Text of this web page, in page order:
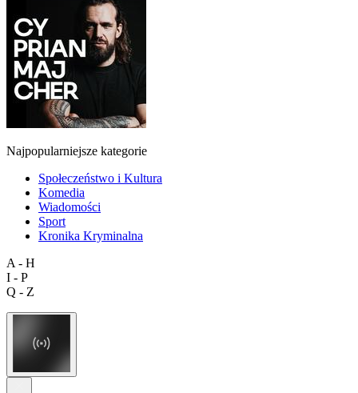
Najpopularniejsze kategorie
Społeczeństwo i Kultura
Komedia
Wiadomości
Sport
Kronika Kryminalna
A - H
I - P
Q - Z